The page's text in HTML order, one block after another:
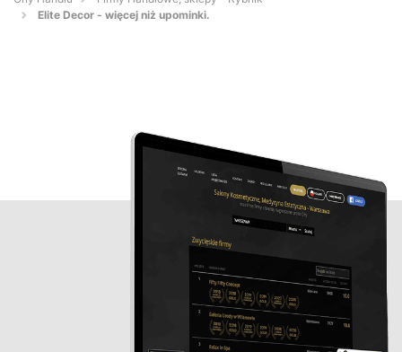
Elite Decor - więcej niż upominki.